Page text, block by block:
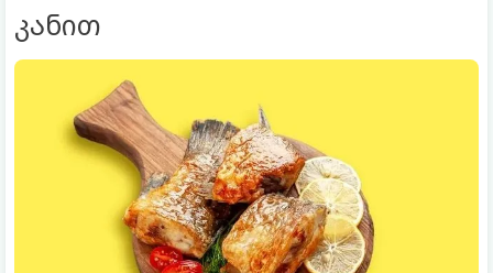
კანით